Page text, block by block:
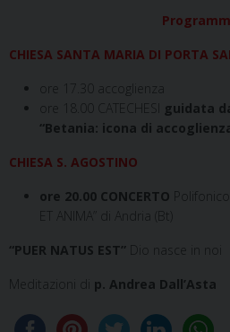
CHIESA SANTA MARIA DI PORTA
ore 17.30 accoglienza
ore 18.00 CATECHESI
guidata
“Betania: icona di
CHIESA S. AGOSTINO
ore 20.00 CONCERTO Polifonico
ET ANIMA” di Andria (Bt)
“PUER NATUS EST” Dio nasce in noi
Meditazioni
di p. Andrea Dall’Asta